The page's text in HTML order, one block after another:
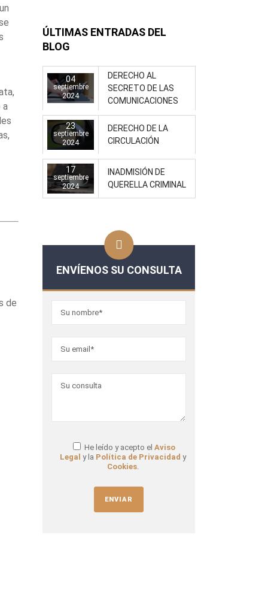
a
de
ÚLTIMAS ENTRADAS DEL
BLOG
04
septiembre
2024
DERECHO AL
SECRETO DE LAS
COMUNICACIONES
23
septiembre
2024
DERECHO DE LA
CIRCULACIÓN
17
septiembre
2024
INADMISIÓN DE
QUERELLA CRIMINAL
ENVÍENOS SU CONSULTA
He leído y acepto el Aviso
Legal y la Política de Privacidad y
Cookies.